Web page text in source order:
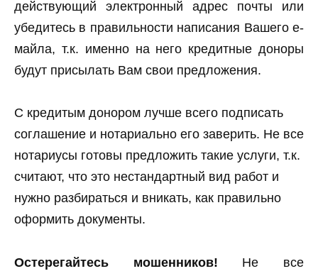
действующий электронный адрес почты или
убедитесь в правильности написания Вашего е-
майла, т.к. именно на него кредитные доноры
будут присылать Вам свои предложения.
С кредитым донором лучше всего подписать
соглашение и нотариально его заверить. Не все
нотариусы готовы предложить такие услуги, т.к.
считают, что это нестандартный вид работ и
нужно разбираться и вникать, как правильно
оформить документы.
Остерегайтесь мошенников! Не все